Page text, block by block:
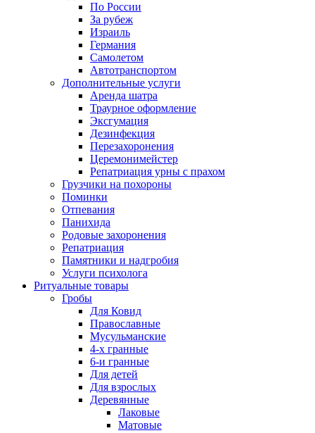
По России
За рубеж
Израиль
Германия
Самолетом
Автотранспортом
Дополнительные услуги
Аренда шатра
Траурное оформление
Эксгумация
Дезинфекция
Перезахоронения
Церемонимейстер
Репатриация урны с прахом
Грузчики на похороны
Поминки
Отпевания
Панихида
Родовые захоронения
Репатриация
Памятники и надгробия
Услуги психолога
Ритуальные товары
Гробы
Для Ковид
Православные
Мусульманские
4-х гранные
6-и гранные
Для детей
Для взрослых
Деревянные
Лаковые
Матовые